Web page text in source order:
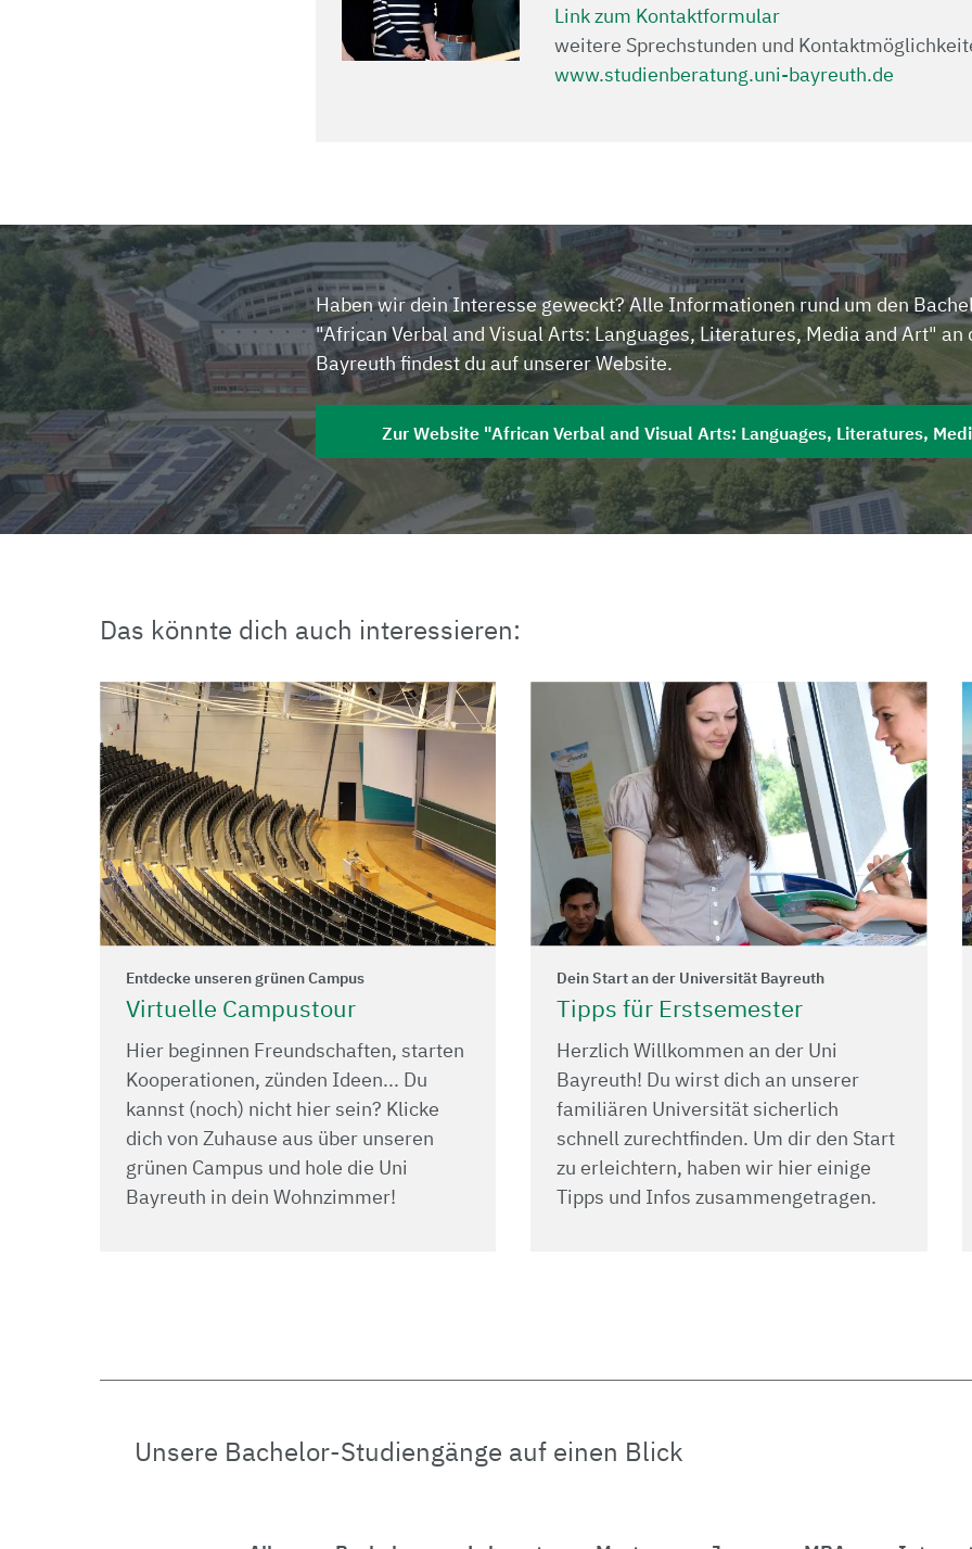
Link zum Kontaktformular
weitere Sprechstunden und
www.studienberatung.uni-bayreuth.de
Haben wir dein Interesse geweckt? Alle Informationen rund um den
"African Verbal and Visual Arts: Languages, Literatures, Media and Art"
Bayreuth findest du auf unserer Website.
Zur Website "African Verbal and Visual Arts: Languages, Literatures,
Das könnte dich auch interessieren:
Entdecke unseren grünen Campus
Virtuelle Campustour
Hier beginnen Freundschaften, starten
Kooperationen, zünden Ideen... Du
kannst (noch) nicht hier sein? Klicke
dich von Zuhause aus über unseren
grünen Campus und hole die Uni
Bayreuth in dein Wohnzimmer!
Dein Start an der Universität Bayreuth
Tipps für Erstsemester
Herzlich Willkommen an der Uni
Bayreuth! Du wirst dich an unserer
familiären Universität sicherlich
schnell zurechtfinden. Um dir den Start
zu erleichtern, haben wir hier einige
Tipps und Infos zusammengetragen.
Unsere Bachelor-Studiengänge auf einen Blick